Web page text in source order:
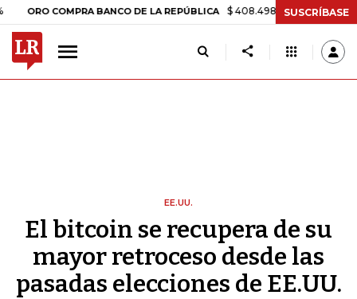
COMPRA BANCO DE LA REPÚBLICA $ 408.498,97 +$ 8.753,81 +2,19%
SUSCRÍBASE
EE.UU.
El bitcoin se recupera de su
mayor retroceso desde las
pasadas elecciones de EE.UU.